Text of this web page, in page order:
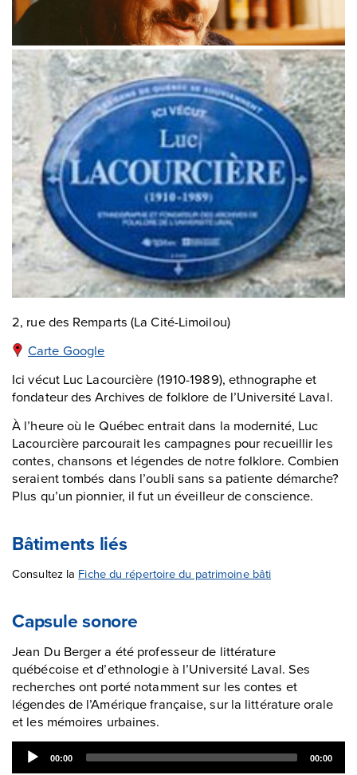
2, rue des Remparts (La Cité-Limoilou)
Carte Google
Ici vécut Luc Lacourcière (1910-1989), ethnographe et
fondateur des Archives de folklore de l’Université Laval.
À l’heure où le Québec entrait dans la modernité, Luc
Lacourcière parcourait les campagnes pour recueillir les
contes, chansons et légendes de notre folklore. Combien
seraient tombés dans l’oubli sans sa patiente démarche?
Plus qu’un pionnier, il fut un éveilleur de conscience.
Bâtiments liés
Consultez la Fiche du répertoire du patrimoine bâti
Capsule sonore
Jean Du Berger a été professeur de littérature
québécoise et d’ethnologie à l’Université Laval. Ses
recherches ont porté notamment sur les contes et
légendes de l’Amérique française, sur la littérature orale
et les mémoires urbaines.
Audio
Player
00:00 00:00